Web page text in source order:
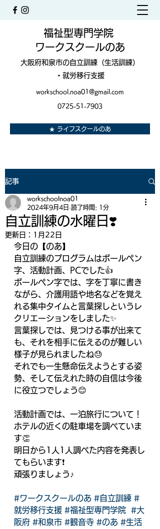
福祉型専門学院
ワークスクールのあ
大阪府和泉市の自立訓練（生活訓練）
・就労移行支援
workschool.noa01@gmail.com
0725-51-7903
★ ライフスクールのあ
記事
自立訓練の水曜日❣️
workschoolnoa01
2024年9月4日 読了時間: 1分
更新日： 1月22日
今日の【のあ】
自立訓練のプログラムはボールペン
字、活動計画、PCでした👍
ボールペン字では、字を丁寧に書き
ながら、介護用語や地名などを覚え
れる集中タイムと言葉探しというレ
クリエーションをしました✨
言葉探しでは、見つける事が出来て
も、それを相手に伝えるのが難しい
様子が見られましたね😓
それでも一生懸命伝えようとする姿
勢、そして伝えれた時の自信は今後
に役立つでしょう😊
活動計画では、一泊旅行について！
ホテルの近くの駐車場を調べていま
す👏
明日から1人1人調べた内容を発表し
てもらいます❗️
頑張りましょう♪
#ワークスクールのあ #自立訓練 #
就労移行支援 #福祉型専門学院
#大
阪府 #和泉市 #観音寺 #のあ #生活